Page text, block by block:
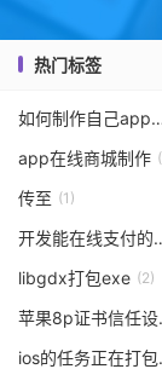
热门标签
如何制作自
app在线商城制作
传至 (1)
开发能
libgdx打包exe (2)
苹